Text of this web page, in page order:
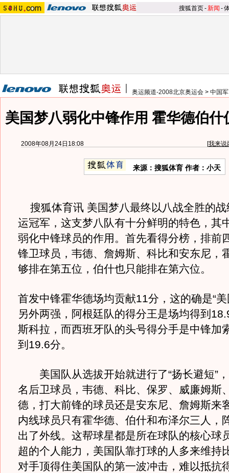
搜狐首页-新闻 -
奥运频道-2008北京奥运会 > 中国
美国梦八弱化中锋作用 霍华德伯什
2008年08月24日18:08 [我来说
来源：搜狐体育 作者：小天
搜狐体育讯 美国梦八最终以八战全胜的战
运冠军，这支梦八队有十分鲜明的特色，其
弱化中锋球员的作用。首先看得分榜，排前
锋卫球员，韦德、詹姆斯、科比和安东尼，
够排在第五位，伯什也只能排在第六位。
首发中锋霍华德场均贡献11分，这的确是“
另外两强，阿根廷队的得分王是场均得到
斯科拉，而西班牙队的头号得分手是中锋加
到19.6分。
美国队从选拔开始就进行了“扬长避短”
名后卫球员，韦德、科比、保罗、威廉姆斯
德，打大前锋的球员还是安东尼、詹姆斯来
内线球员只有霍华德、伯什和布泽尔三人，
出了外线。这帮球星都是所在球队的核心球
超的个人能力，美国队靠打球的人多来维持
对手顶得住美国队的第一波冲击，难以抵抗